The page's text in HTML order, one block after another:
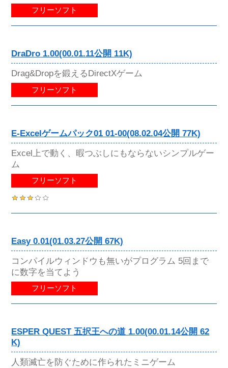
フリーソフト
DraDro 1.00(00.01.11公開 11K)
Drag&Dropを鍛えるDirectXゲーム
フリーソフト
E-Excelゲームパック01 01-00(08.02.04公開 77K)
Excel上で動く、暇つぶしにもならないシンプルゲー
ム
フリーソフト
Easy 0.01(01.03.27公開 67K)
コンパイルウィンドウも無いがプログラム 5回まで
に数字を当てよう
フリーソフト
ESPER QUEST 五択王への道 1.00(00.01.14公開 62
K)
人類滅亡を防ぐために作られたミニゲーム